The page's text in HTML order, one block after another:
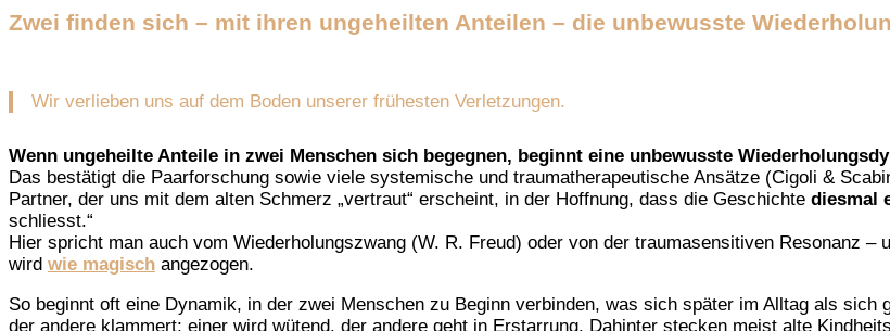
Zwei finden sich – mit ihren ungeheilten Anteilen – die unbewusste
Wir verlieben uns auf dem Boden unserer frühesten Verletzungen.
Wenn ungeheilte Anteile in zwei Menschen sich begegnen, beginnt eine unbewusste
Das bestätigt die Paarforschung sowie viele systemische und traumatherapeutische Ansätze (Cigoli &
Partner, der uns mit dem alten Schmerz „vertraut“ erscheint, in der Hoffnung, dass die Geschichte diesmal
schliesst.“
Hier spricht man auch vom Wiederholungszwang (W. R. Freud) oder von der traumasensitiven Resonanz –
wird wie magisch angezogen.
So beginnt oft eine Dynamik, in der zwei Menschen zu Beginn verbinden, was sich später im Alltag als
der andere klammert; einer wird wütend, der andere geht in Erstarrung. Dahinter stecken meist alte